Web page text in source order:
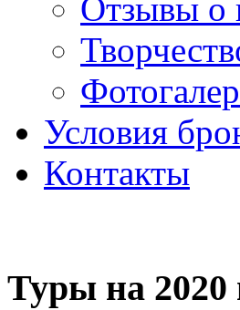
Отзывы о
Условия
Контакты
Туры на 2020